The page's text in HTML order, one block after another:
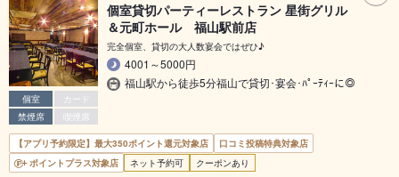
個室
カード
禁煙席
喫煙席
個室貸切パーティーレストラン 星街グリル
＆元町ホール 福山駅前店
完全個室、貸切の大人数宴会ではぜひ♪
4001～5000円
福山駅から徒歩5分福山で貸切･宴会･ﾊﾟｰﾃｨｰに◎
【アプリ予約限定】最大350ポイント還元対象店
口コミ投稿特典対象店
ポイントプラス対象店
ネット予約可 クーポンあり